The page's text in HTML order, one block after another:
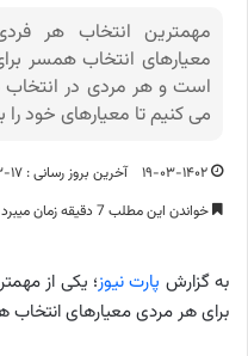
مهمترین انتخاب هر
معیارهای انتخاب همسر
است و هر مردی در
می کنیم تا معیارهای خود را
۱۹-۰۳-۱۴۰۲
آخرین بروز رسانی : ۱۷-۰۳-۱۴۰۲
خواندن این مطلب 7 دقیقه زمان میبرد
به گزارش پارت نیوز؛ یکی از
برای هر مردی معیارهای انتخاب